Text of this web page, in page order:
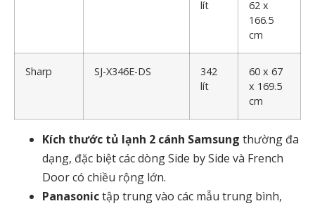
lít
62 x
166.5
cm
Sharp SJ-X346E-DS
342
lít
60 x 67
x 169.5
cm
Kích thước tủ lạnh 2 cánh Samsung thường đa
dạng, đặc biệt các dòng Side by Side và French
Door có chiều rộng lớn.
Panasonictập trung vào các mẫu trung bình,